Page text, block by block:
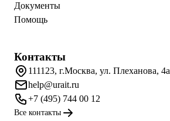
Документы
Помощь
Контакты
111123, г.Москва, ул. Плеханова, 4а
help@urait.ru
+7 (495) 744 00 12
Все контакты